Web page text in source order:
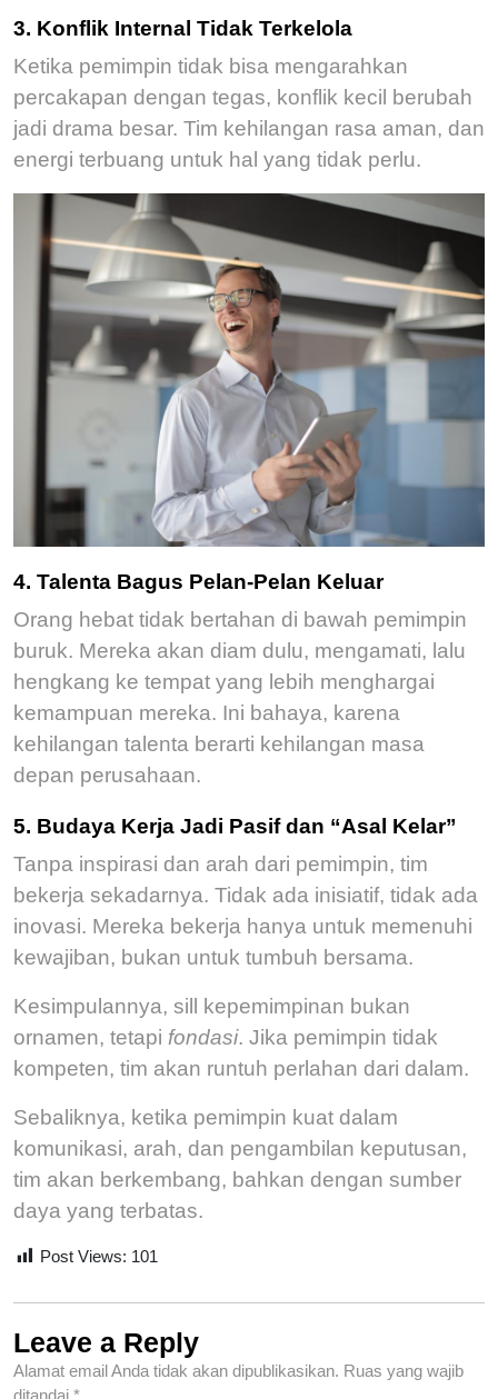
3. Konflik Internal Tidak Terkelola
Ketika pemimpin tidak bisa mengarahkan
percakapan dengan tegas, konflik kecil berubah
jadi drama besar. Tim kehilangan rasa aman, dan
energi terbuang untuk hal yang tidak perlu.
4. Talenta Bagus Pelan-Pelan Keluar
Orang hebat tidak bertahan di bawah pemimpin
buruk. Mereka akan diam dulu, mengamati, lalu
hengkang ke tempat yang lebih menghargai
kemampuan mereka. Ini bahaya, karena
kehilangan talenta berarti kehilangan masa
depan perusahaan.
5. Budaya Kerja Jadi Pasif dan “Asal Kelar”
Tanpa inspirasi dan arah dari pemimpin, tim
bekerja sekadarnya. Tidak ada inisiatif, tidak ada
inovasi. Mereka bekerja hanya untuk memenuhi
kewajiban, bukan untuk tumbuh bersama.
Kesimpulannya, sill kepemimpinan bukan
ornamen, tetapi fondasi. Jika pemimpin tidak
kompeten, tim akan runtuh perlahan dari dalam.
Sebaliknya, ketika pemimpin kuat dalam
komunikasi, arah, dan pengambilan keputusan,
tim akan berkembang, bahkan dengan sumber
daya yang terbatas.
Post Views: 101
Leave a Reply
Alamat email Anda tidak akan dipublikasikan. Ruas yang wajib
ditandai *